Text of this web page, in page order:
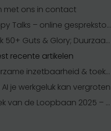
met ons in contact
Happy Talks – online gesprekstool
Boek 50+ Guts & Glory; Duurzaam Bevlogen (kortingscode: loopbaan25)
recente artikelen
Duurzame inzetbaarheid & toekomstgericht werkgeluk
AI je werkgeluk kan vergroten
Week van de Loopbaan 2025 – Zet jouw ontwikkeling in beweging